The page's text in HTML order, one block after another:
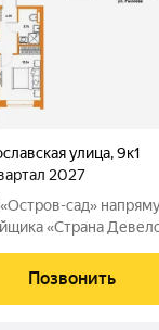
улица,9к1
2027
сад»
«Страна
квартиры 34,26 кв.
Позвонить